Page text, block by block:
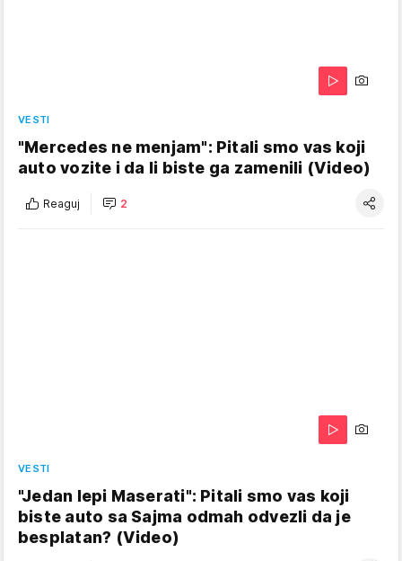
VESTI
"Mercedes ne menjam": Pitali smo vas koji
auto vozite i da li biste ga zamenili (Video)
Reaguj 2
VESTI
"Jedan lepi Maserati": Pitali smo vas koji
biste auto sa Sajma odmah odvezli da je
besplatan? (Video)